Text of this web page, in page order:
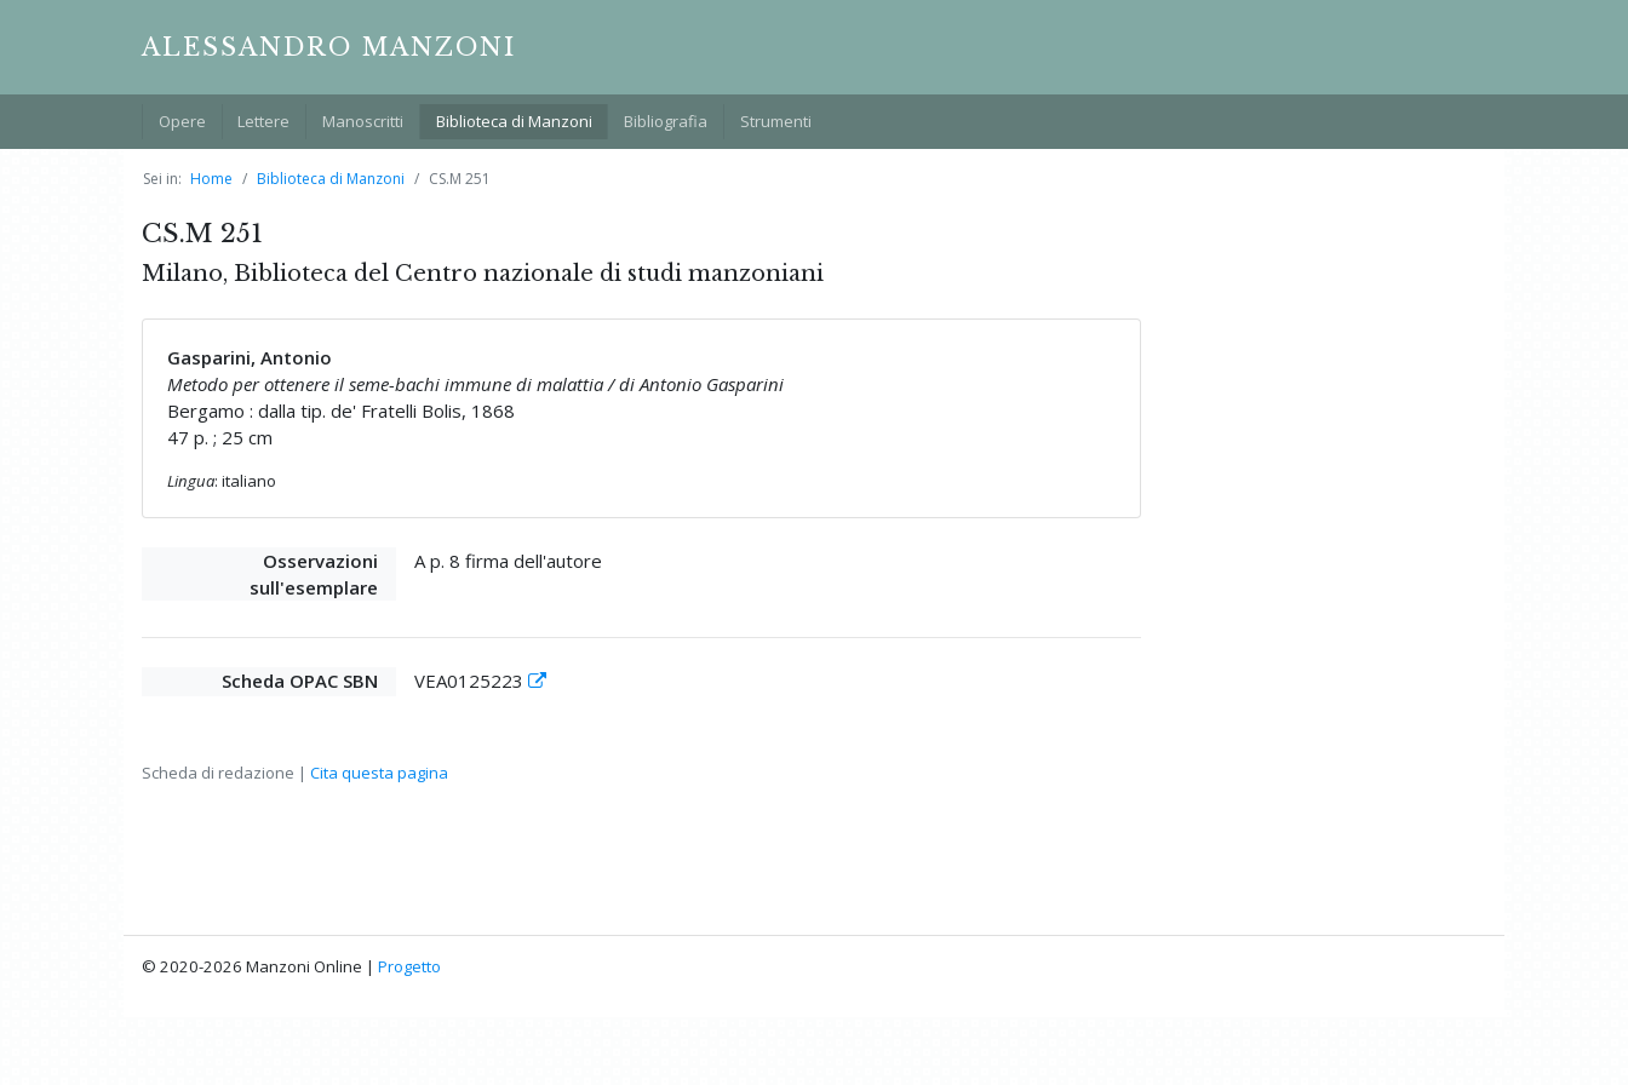
ALESSANDRO MANZONI
Opere Lettere Manoscritti Biblioteca di Manzoni Bibliografia Strumenti
Sei in: Home Biblioteca di Manzoni CS.M 251
CS.M 251
Milano, Biblioteca del Centro nazionale di studi manzoniani
Gasparini, Antonio
Metodo per ottenere il seme-bachi immune di malattia / di Antonio Gasparini
Bergamo : dalla tip. de' Fratelli Bolis, 1868
47 p. ; 25 cm
Lingua: italiano
Osservazioni
sull'esemplare
A p. 8 firma dell'autore
Scheda OPAC SBN VEA0125223
Scheda di redazione | Cita questa pagina
© 2020-2026 Manzoni Online | Progetto